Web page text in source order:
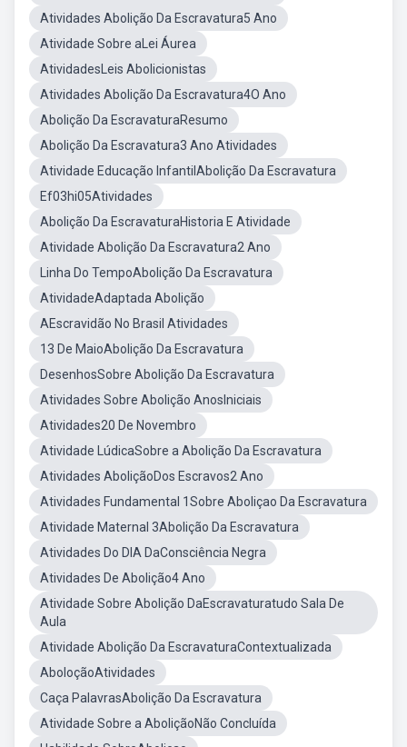
Atividades Abolição Da Escravatura5 Ano
Atividade Sobre aLei Áurea
AtividadesLeis Abolicionistas
Atividades Abolição Da Escravatura4O Ano
Abolição Da EscravaturaResumo
Abolição Da Escravatura3 Ano Atividades
Atividade Educação InfantilAbolição Da Escravatura
Ef03hi05Atividades
Abolição Da EscravaturaHistoria E Atividade
Atividade Abolição Da Escravatura2 Ano
Linha Do TempoAbolição Da Escravatura
AtividadeAdaptada Abolição
AEscravidão No Brasil Atividades
13 De MaioAbolição Da Escravatura
DesenhosSobre Abolição Da Escravatura
Atividades Sobre Abolição AnosIniciais
Atividades20 De Novembro
Atividade LúdicaSobre a Abolição Da Escravatura
Atividades AboliçãoDos Escravos2 Ano
Atividades Fundamental 1Sobre Aboliçao Da Escravatura
Atividade Maternal 3Abolição Da Escravatura
Atividades Do DIA DaConsciência Negra
Atividades De Abolição4 Ano
Atividade Sobre Abolição DaEscravaturatudo Sala De
Aula
Atividade Abolição Da EscravaturaContextualizada
AboloçãoAtividades
Caça PalavrasAbolição Da Escravatura
Atividade Sobre a AboliçãoNão Concluída